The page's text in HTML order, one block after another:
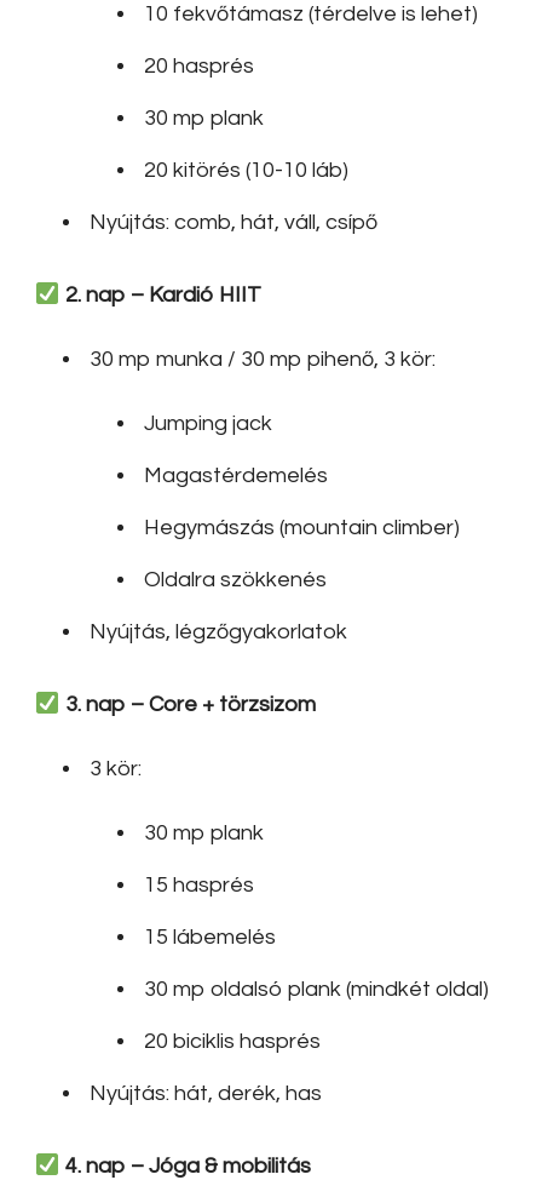
10 fekvőtámasz (térdelve is lehet)
20 hasprés
30 mp plank
20 kitörés (10-10 láb)
Nyújtás: comb, hát, váll, csípő
2. nap – Kardió HIIT
30 mp munka / 30 mp pihenő, 3 kör:
Jumping jack
Magastérdemelés
Hegymászás (mountain climber)
Oldalra szökkenés
Nyújtás, légzőgyakorlatok
3. nap – Core + törzsizom
3 kör:
30 mp plank
15 hasprés
15 lábemelés
30 mp oldalsó plank (mindkét oldal)
20 biciklis hasprés
Nyújtás: hát, derék, has
4. nap – Jóga & mobilitás